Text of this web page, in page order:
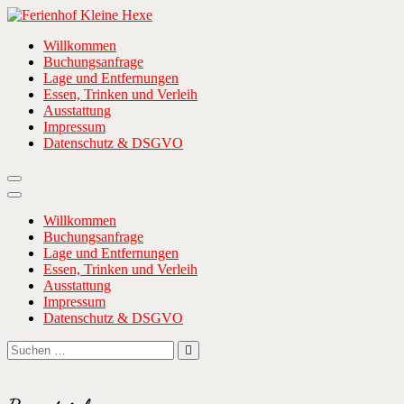
Zum
springen
Ferienhof Kleine Hexe
… wenn ihr Meer wollt!
Willkommen
Buchungsanfrage
Lage und Entfernungen
Essen, Trinken und Verleih
Ausstattung
Impressum
Datenschutz & DSGVO
Willkommen
Buchungsanfrage
Lage und Entfernungen
Essen, Trinken und Verleih
Ausstattung
Impressum
Datenschutz & DSGVO
Suchen
nach: